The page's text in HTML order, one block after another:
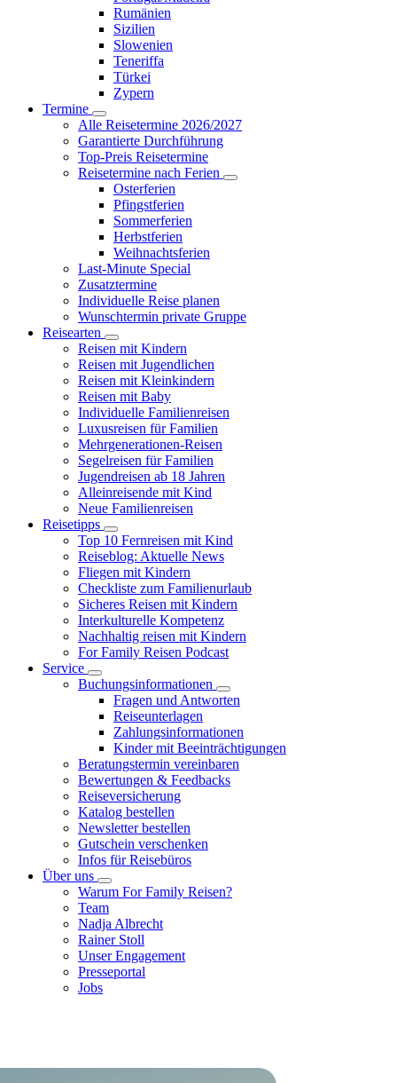
Rumänien
Sizilien
Slowenien
Teneriffa
Türkei
Zypern
Termine
Alle Reisetermine 2026/2027
Garantierte Durchführung
Top-Preis Reisetermine
Reisetermine nach Ferien
Osterferien
Pfingstferien
Sommerferien
Herbstferien
Weihnachtsferien
Last-Minute Special
Zusatztermine
Individuelle Reise planen
Wunschtermin private Gruppe
Reisearten
Reisen mit Kindern
Reisen mit Jugendlichen
Reisen mit Kleinkindern
Reisen mit Baby
Individuelle Familienreisen
Luxusreisen für Familien
Mehrgenerationen-Reisen
Segelreisen für Familien
Jugendreisen ab 18 Jahren
Alleinreisende mit Kind
Neue Familienreisen
Reisetipps
Top 10 Fernreisen mit Kind
Reiseblog: Aktuelle News
Fliegen mit Kindern
Checkliste zum Familienurlaub
Sicheres Reisen mit Kindern
Interkulturelle Kompetenz
Nachhaltig reisen mit Kindern
For Family Reisen Podcast
Service
Buchungsinformationen
Fragen und Antworten
Reiseunterlagen
Zahlungsinformationen
Kinder mit Beeinträchtigungen
Beratungstermin vereinbaren
Bewertungen & Feedbacks
Reiseversicherung
Katalog bestellen
Newsletter bestellen
Gutschein verschenken
Infos für Reisebüros
Über uns
Warum For Family Reisen?
Team
Nadja Albrecht
Rainer Stoll
Unser Engagement
Presseportal
Jobs